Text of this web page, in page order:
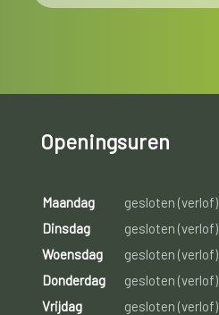
Openingsuren
Maandag
gesloten (verlof)
Dinsdag
gesloten (verlof)
Woensdag
gesloten (verlof)
Donderdag
gesloten (verlof)
Vrijdag
gesloten (verlof)